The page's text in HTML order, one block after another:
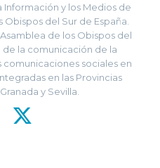
Información y los Medios de
del Sur de España.
de los Obispos del
de la comunicación de la
comunicaciones sociales en
en las Provincias
y Sevilla.